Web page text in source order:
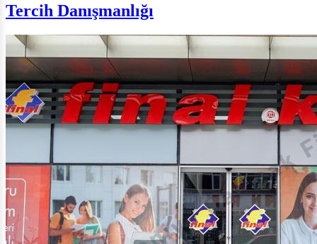
Tercih Danışmanlığı